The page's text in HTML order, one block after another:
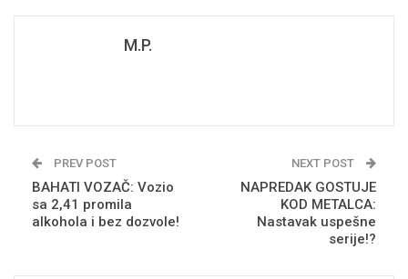
M.P.
PREV POST
BAHATI VOZAČ: Vozio
sa 2,41 promila
alkohola i bez dozvole!
NEXT POST
NAPREDAK GOSTUJE
KOD METALCA:
Nastavak uspešne
serije!?